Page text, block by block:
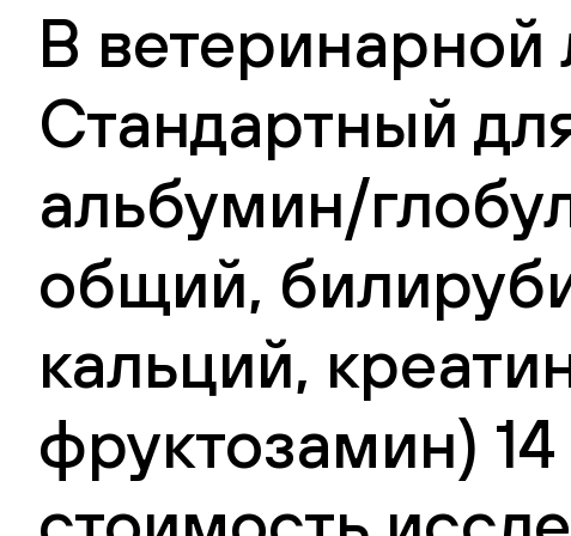
В ветеринарной
Стандартный
альбумин/
общий,
кальций,
фруктозамин)